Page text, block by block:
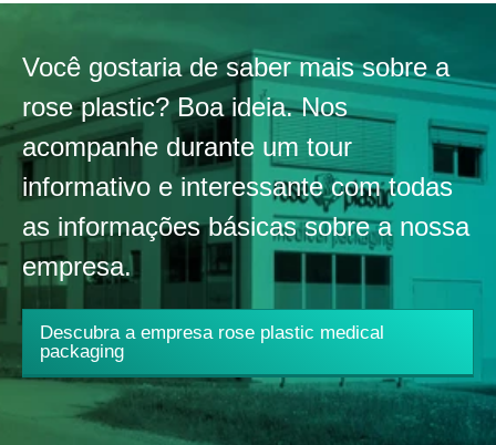
Você gostaria de saber mais sobre a
rose plastic? Boa ideia. Nos
acompanhe durante um tour
informativo e interessante com todas
as informações básicas sobre a nossa
empresa.
Descubra a empresa rose plastic medical
packaging